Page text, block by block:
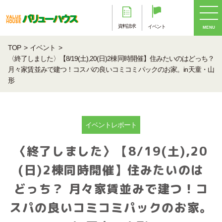
資料請求 イベント MENU
TOP
イベント
〈終了しました〉【8/19(土),20(日)2棟同時開催】住みたいのはどっち？
月々家賃並みで建つ！コスパの良いコミコミパックのお家。in天童・山
形
イベントレポート
〈終了しました〉【8/19(土),20
(日)2棟同時開催】住みたいのは
どっち？ 月々家賃並みで建つ！コ
スパの良いコミコミパックのお家。